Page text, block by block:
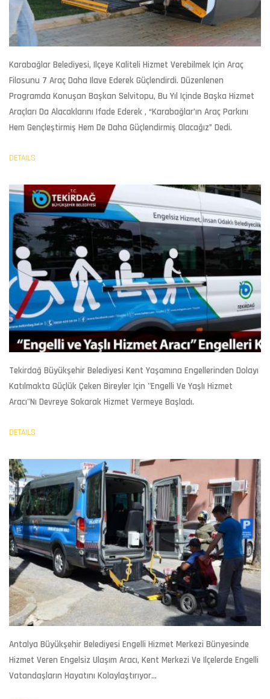
Karabağlar Belediyesi, Ilçeye Kaliteli Hizmet Verebilmek Için Araç
Filosunu 7 Araç Daha Ilave Ederek Güçlendirdi. Düzenlenen
Programda Konuşan Başkan Selvitopu, Bu Yıl Içinde Başka Hizmet
Araçları Da Alacaklarını Ifade Ederek , “Karabağlar’ın Araç Parkını
Hem Gençleştirmiş Hem De Daha Güçlendirmiş Olacağız” Dedi.
DETAILS
Tekirdağ Büyükşehir Belediyesi Kent Yaşamına Engellerinden Dolayı
Katılmakta Güçlük Çeken Bireyler Için "Engelli Ve Yaşlı Hizmet
Aracı"nı Devreye Sokarak Hizmet Vermeye Başladı.
DETAILS
Antalya Büyükşehir Belediyesi Engelli Hizmet Merkezi Bünyesinde
Hizmet Veren Engelsiz Ulaşım Aracı, Kent Merkezi Ve Ilçelerde Engelli
Vatandaşların Hayatını Kolaylaştırıyor...